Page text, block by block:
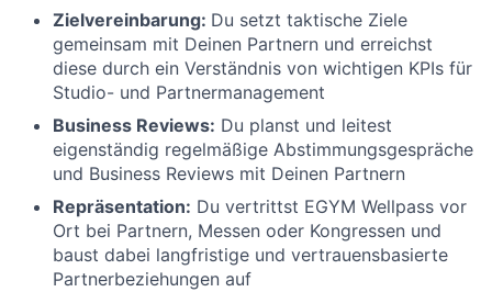
Zielvereinbarung: Du setzt taktische Ziele
gemeinsam mit Deinen Partnern und erreichst
diese durch ein Verständnis von wichtigen KPIs für
Studio- und Partnermanagement
Business Reviews: Du planst und leitest
eigenständig regelmäßige Abstimmungsgespräche
und Business Reviews mit Deinen Partnern
Repräsentation: Du vertrittst EGYM Wellpass vor
Ort bei Partnern, Messen oder Kongressen und
baust dabei langfristige und vertrauensbasierte
Partnerbeziehungen auf